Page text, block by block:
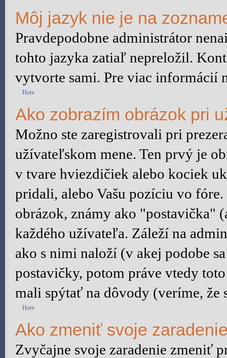
Môj jazyk nie je na
Pravdepodobne administrátor
tohto jazyka zatiaľ nepreložil.
vytvorte sami. Pre viac informácií
Hore
Ako zobrazím obrázok pri
Možno ste zaregistrovali pri
užívateľskom mene. Ten prvý je
v tvare hviezdičiek alebo kociek
pridali, alebo Vašu pozíciu vo
obrázok, známy ako "postavička"
každého užívateľa. Záleží na
ako s nimi naloží (v akej podobe
postavičky, potom práve vtedy
mali spýtať na dôvody (veríme, že
Hore
Ako zmeniť svoje
Zvyčajne svoje zaradenie zmeniť